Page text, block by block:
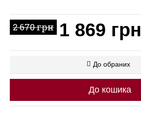
2 670 грн 1 869 грн
До обраних
До кошика